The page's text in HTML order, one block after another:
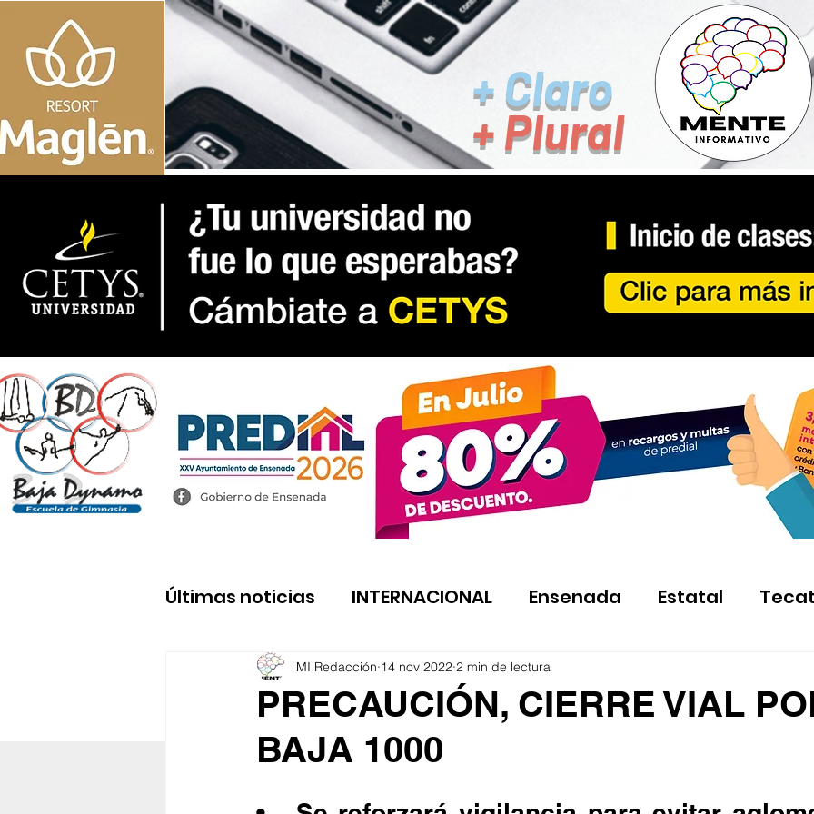
+ Claro
+ Plural
Últimas noticias INTERNACIONAL Ensenada Estatal
PRECAUCIÓN, CIERRE VIAL
BAJA 1000
MI Redacción 14 nov 2022 2 min de lectura